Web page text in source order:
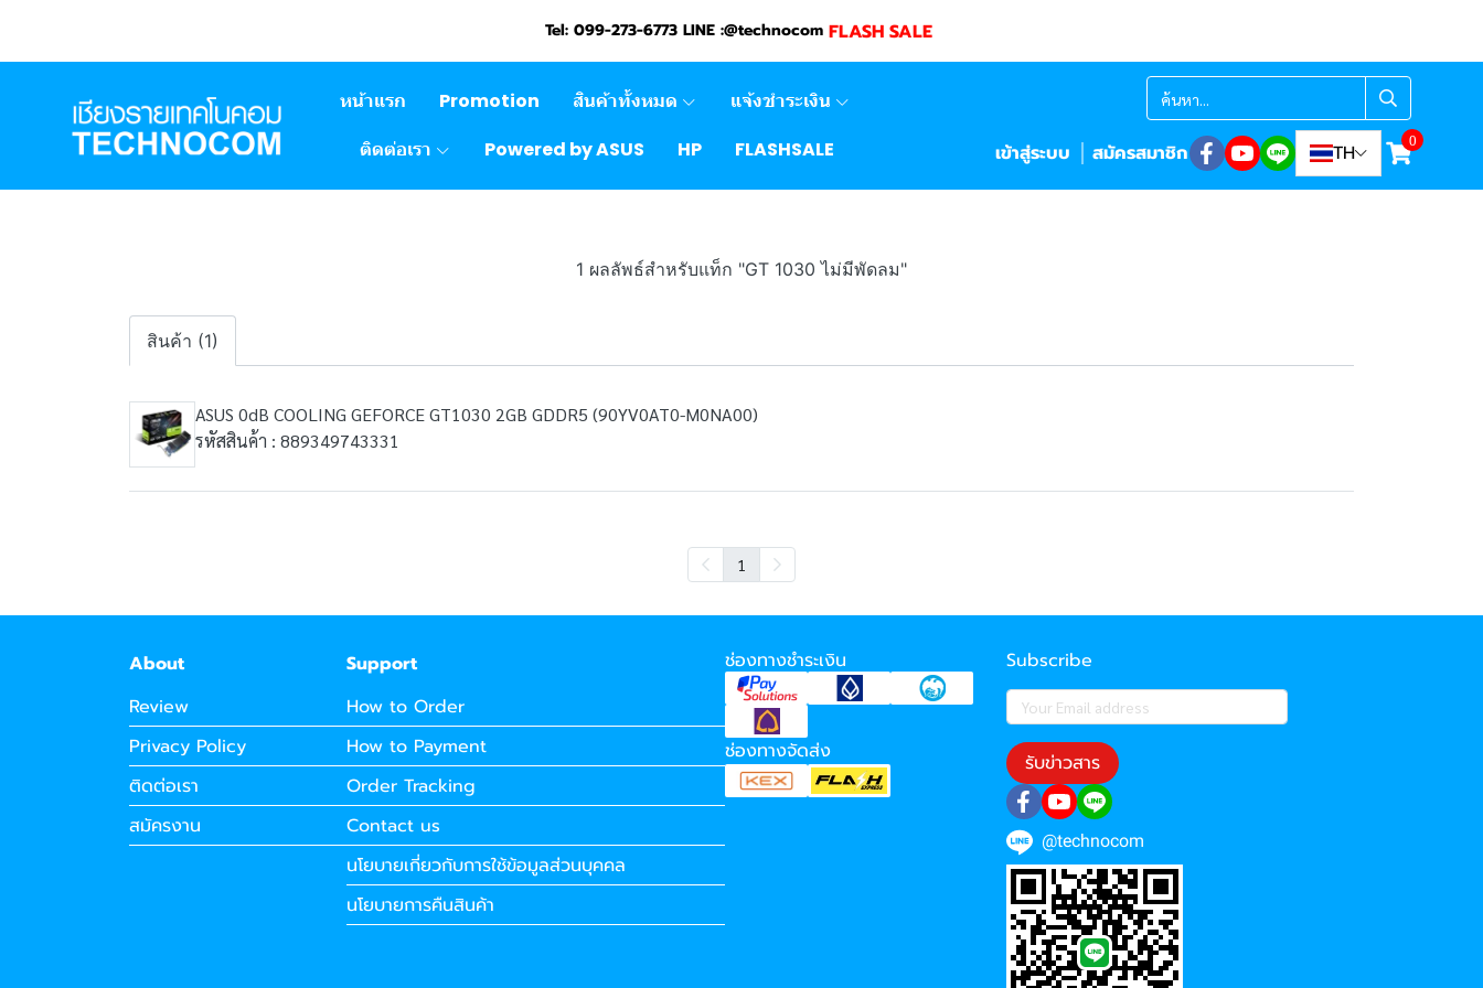
Tel: 099-273-6773 LINE :@technocom FLASH SALE
หน้าแรก Promotion สินค้าทั้งหมด
แจ้งชำระเงิน
ติดต่อเรา
Powered by ASUS HP FLASHSALE เข้าสู่ระบบ สมัครสมาชิก TH 0
1 ผลลัพธ์สำหรับแท็ก "GT 1030 ไม่มีพัดลม"
สินค้า (1)
ASUS 0dB COOLING GEFORCE GT1030 2GB GDDR5 (90YV0AT0-M0NA00)
รหัสสินค้า : 889349743331
1
About
Review
Privacy Policy
ติดต่อเรา
สมัครงาน
Support
How to Order
How to Payment
Order Tracking
Contact us
นโยบายเกี่ยวกับการใช้ข้อมูลส่วนบุคคล
นโยบายการคืนสินค้า
ช่องทางชำระเงิน
ช่องทางจัดส่ง
Subscribe
รับข่าวสาร
@technocom